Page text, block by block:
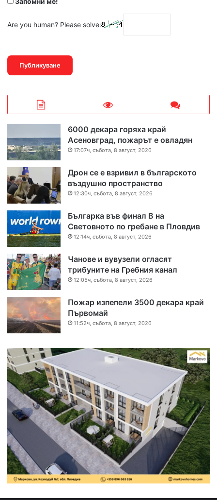
Are you human? Please solve:
6000 декара горяха край
Асеновград, пожарът е овладян
17:07ч, събота, 8 август, 2026
Дрон се е взривил в българското
въздушно пространство
12:30ч, събота, 8 август, 2026
Българка във финал B на
Световното по гребане в Пловдив
12:14ч, събота, 8 август, 2026
Чанове и вувузели огласят
трибуните на Гребния канал
12:05ч, събота, 8 август, 2026
Пожар изпепели 3500 декара край
Първомай
11:52ч, събота, 8 август, 2026